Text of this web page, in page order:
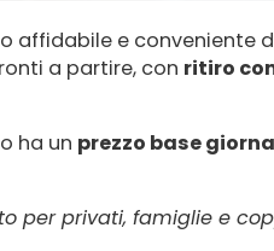
affidabile e conveniente
a partire, con ritiro
ha un prezzo base
per privati, famiglie e